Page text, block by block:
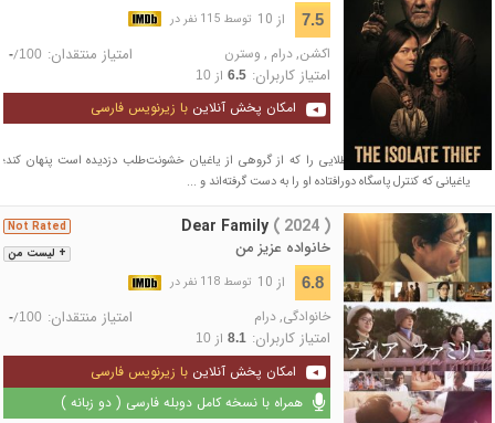
7.5 از 10 توسط 115 نفر در
اکشن,درام , وسترن امتیاز منتقدان: -/100
امتیاز کاربران: 6.5از 10
امکان پخش آنلاین با زیرنویس فارسی
زن جوانی تلاش می‌کند طلایی را که از گروهی از یاغیان خشونت‌طلب دزدیده است پنهان کند؛
یاغیانی که کنترل پاسگاه دورافتاده او را به دست گرفته‌اند و ...
+ لیست من
Not Rated Dear Family ( 2024 )
خانواده عزیز من
6.8 از 10 توسط 118 نفر در
خانوادگی,درام امتیاز منتقدان: -/100
امتیاز کاربران: 8.1از 10
امکان پخش آنلاین با زیرنویس فارسی
همراه با نسخه کامل دوبله فارسی ( دو زبانه )